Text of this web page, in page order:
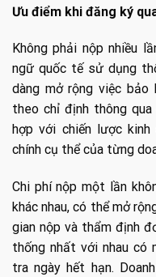
Ưu điểm khi đăng ký
Không phải nộp nhiều
ngữ quốc tế sử dụng
dàng mở rộng việc bảo
theo chỉ định thông
hợp với chiến lược
chính cụ thể của từng
Chi phí nộp một lần
khác nhau, có thể mở
gian nộp và thẩm định
thống nhất với nhau có
tra ngày hết hạn.